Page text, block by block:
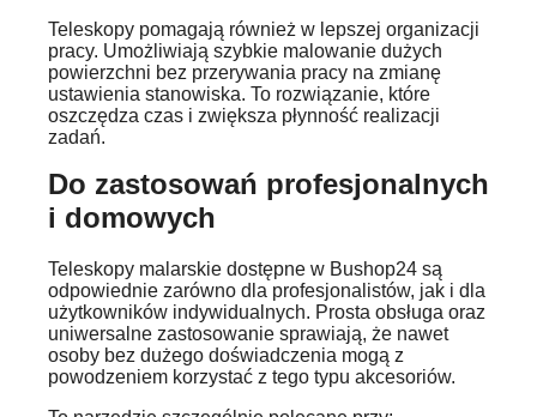
Teleskopy pomagają również w lepszej organizacji
pracy. Umożliwiają szybkie malowanie dużych
powierzchni bez przerywania pracy na zmianę
ustawienia stanowiska. To rozwiązanie, które
oszczędza czas i zwiększa płynność realizacji
zadań.
Do zastosowań profesjonalnych
i domowych
Teleskopy malarskie dostępne w Bushop24 są
odpowiednie zarówno dla profesjonalistów, jak i dla
użytkowników indywidualnych. Prosta obsługa oraz
uniwersalne zastosowanie sprawiają, że nawet
osoby bez dużego doświadczenia mogą z
powodzeniem korzystać z tego typu akcesoriów.